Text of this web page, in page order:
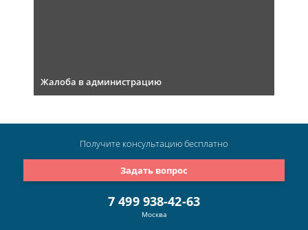
Жалоба в администрацию
7 499 938-42-63
Москва
Задать вопрос
Получите консультациюбесплатно